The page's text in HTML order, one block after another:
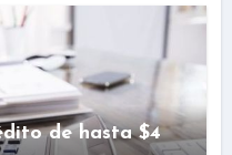
de hasta $4